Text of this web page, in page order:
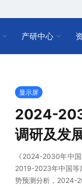
产研中心
显示屏
2024-
调研及发
《2024-2030年中
2019-2023年中国等
势预测分析，2024-